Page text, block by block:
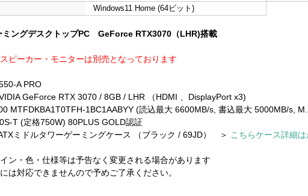
Windows11 Home (64ビット)
ミングデスクトップPC GeForce RTX3070（LHR)搭載
ピーカー・モニターは別売となっております
A PRO
GeForce RTX 3070 / 8GB / LHR （HDMI 、DisplayPort x3)
MTFDKBA1T0TFH-1BC1AABYY (読込最大 6600MB/s, 書込最大 5000MB/s,
T (定格750W) 80PLUS GOLD認証
ミドルタワーゲーミングケース （ブラック / 69JD） ＞ こちらケース詳細は
ン・色・仕様等は予告なく変更される場合があります
対応できませんので予めご了承ください。